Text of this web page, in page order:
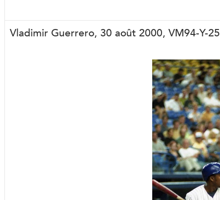
Vladimir Guerrero, 30 août 2000, VM94-Y-